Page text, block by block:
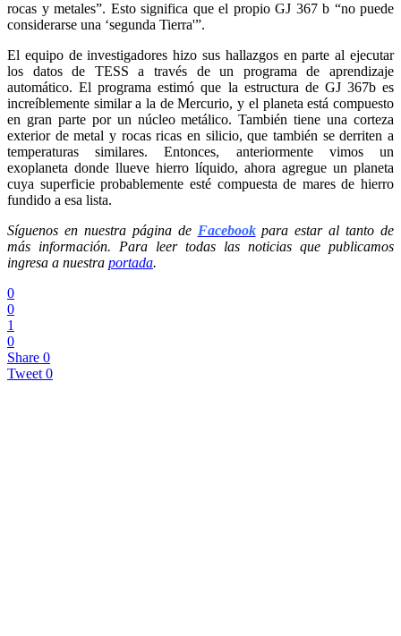
rocas y metales”. Esto significa que el propio GJ 367 b “no puede
considerarse una ‘segunda Tierra'”.
El equipo de investigadores hizo sus hallazgos en parte al ejecutar
los datos de TESS a través de un programa de aprendizaje
automático. El programa estimó que la estructura de GJ 367b es
increíblemente similar a la de Mercurio, y el planeta está compuesto
en gran parte por un núcleo metálico. También tiene una corteza
exterior de metal y rocas ricas en silicio, que también se derriten a
temperaturas similares. Entonces, anteriormente vimos un
exoplaneta donde llueve hierro líquido, ahora agregue un planeta
cuya superficie probablemente esté compuesta de mares de hierro
fundido a esa lista.
Síguenos en nuestra página de Facebookpara estar al tanto de
más información. Para leer todas las noticias que publicamos
ingresa a nuestra portada.
0
0
1
0
Share 0
Tweet 0